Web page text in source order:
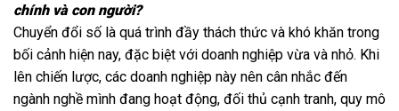
chính và con người?
Chuyển đổi số là quá trình đầy thách thức và khó khăn trong
bối cảnh hiện nay, đặc biệt với doanh nghiệp vừa và nhỏ. Khi
lên chiến lược, các doanh nghiệp này nên cân nhắc đến
ngành nghề mình đang hoạt động, đối thủ cạnh tranh, quy mô